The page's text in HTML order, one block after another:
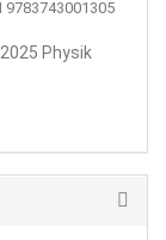
Physik